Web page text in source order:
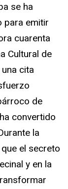
se ha
para emitir
cuarenta
Cultural de
cita
de
convertido
la
el secreto
y en la